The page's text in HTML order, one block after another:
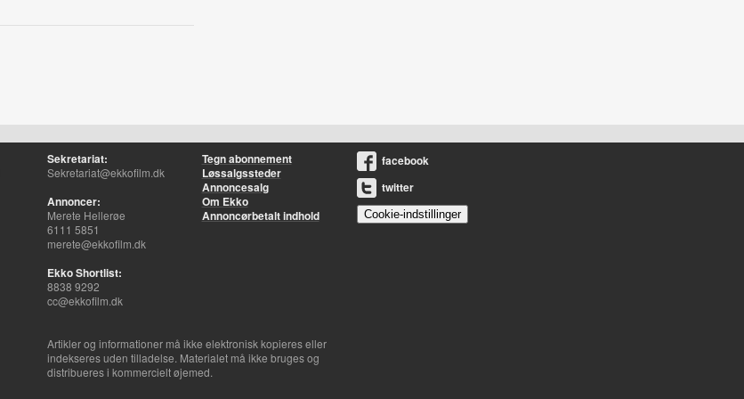
Sekretariat:
Sekretariat@ekkofilm.dk
Annoncer:
Merete Hellerøe
6111 5851
merete@ekkofilm.dk
Ekko Shortlist:
8838 9292
cc@ekkofilm.dk
Tegn abonnement
Løssalgssteder
Annoncesalg
Om Ekko
Annoncørbetalt indhold
facebook
twitter
Cookie-indstillinger
Artikler og informationer må ikke elektronisk kopieres eller
indekseres uden tilladelse. Materialet må ikke bruges og
distribueres i kommercielt øjemed.